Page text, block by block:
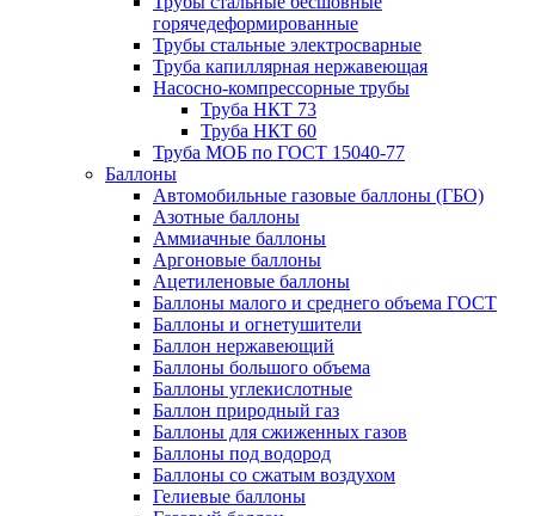
горячедеформированные
Трубы стальные электросварные
Труба капиллярная нержавеющая
Насосно-компрессорные трубы
Труба НКТ 73
Труба НКТ 60
Труба МОБ по ГОСТ 15040-77
Баллоны
Автомобильные газовые баллоны (ГБО)
Азотные баллоны
Аммиачные баллоны
Аргоновые баллоны
Ацетиленовые баллоны
Баллоны малого и среднего объема ГОСТ
Баллоны и огнетушители
Баллон нержавеющий
Баллоны большого объема
Баллоны углекислотные
Баллон природный газ
Баллоны для сжиженных газов
Баллоны под водород
Баллоны со сжатым воздухом
Гелиевые баллоны